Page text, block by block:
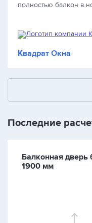
полностью балкон в
Квадрат Окна
Последние
Балконная дверь
1900 мм